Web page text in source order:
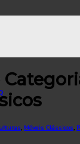
Móveis Clássicos